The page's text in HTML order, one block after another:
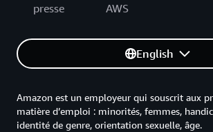
presse
AWS
English
Amazon est un employeur qui souscrit aux
matière d’emploi : minorités, femmes,
identité de genre, orientation sexuelle, âge.